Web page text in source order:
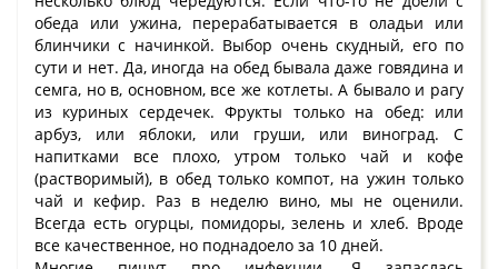
обеда или ужина, перерабатывается в оладьи или
блинчики с начинкой. Выбор очень скудный, его по
сути и нет. Да, иногда на обед бывала даже говядина и
семга, но в, основном, все же котлеты. А бывало и рагу
из куриных сердечек. Фрукты только на обед: или
арбуз, или яблоки, или груши, или виноград. С
напитками все плохо, утром только чай и кофе
(растворимый), в обед только компот, на ужин только
чай и кефир. Раз в неделю вино, мы не оценили.
Всегда есть огурцы, помидоры, зелень и хлеб. Вроде
все качественное, но поднадоело за 10 дней.